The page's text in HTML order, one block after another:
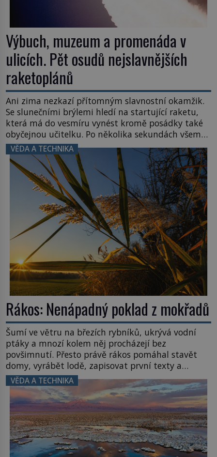
Výbuch, muzeum a promenáda v
ulicích. Pět osudů nejslavnějších
raketoplánů
Ani zima nezkazí přítomným slavnostní okamžik.
Se slunečními brýlemi hledí na startující raketu,
která má do vesmíru vynést kromě posádky také
obyčejnou učitelku. Po několika sekundách všem
ztuhnou úsměvy, stroj totiž exploduje. Jejich
konstrukce není z levného kraje, daňové
poplatníky stojí miliardy dolarů. Na druhou stranu
zvládnou jen představitelné věci. Na malé kousky
Název: Columbia První […]
VĚDA A TECHNIKA
Rákos: Nenápadný poklad z mokřadů
Šumí ve větru na březích rybníků, ukrývá vodní
ptáky a mnozí kolem něj procházejí bez
povšimnutí. Přesto právě rákos pomáhal stavět
domy, vyrábět lodě, zapisovat první texty a
inspiroval řadu pověstí. Tato skromná, ale
užitečná rostlina provází člověka už tisíce let.
Většina lidí vnímá rákos jen jako obyčejnou kulisu
letního koupání. Stačí se však podívat […]
VĚDA A TECHNIKA